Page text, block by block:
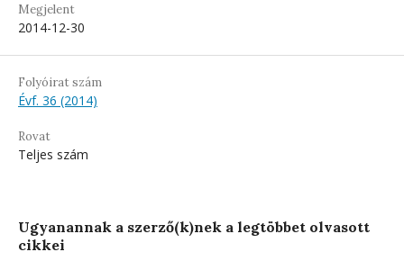
Megjelent
2014-12-30
Folyóirat szám
Évf. 36 (2014)
Rovat
Teljes szám
Ugyanannak a szerző(k)nek a legtöbbet olvasott
cikkei